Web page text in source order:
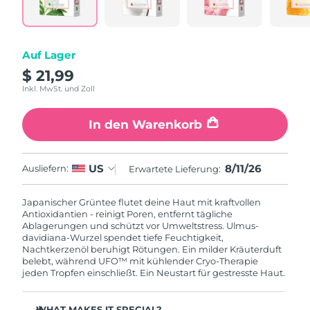
Auf Lager
$ 21,99
Inkl. MwSt. und Zoll
In den Warenkorb
Ausliefern: US Erwartete Lieferung: 8/11/26
Japanischer Grüntee flutet deine Haut mit kraftvollen
Antioxidantien - reinigt Poren, entfernt tägliche
Ablagerungen und schützt vor Umweltstress. Ulmus-
davidiana-Wurzel spendet tiefe Feuchtigkeit,
Nachtkerzenöl beruhigt Rötungen. Ein milder Kräuterduft
belebt, während UFO™ mit kühlender Cryo-Therapie
jeden Tropfen einschließt. Ein Neustart für gestresste Haut.
Litauen Erwartete Lieferung 8/10/26
Sonderverwaltungsregion
Macau
Malaysia Erwartete Lieferung 8/13/26
Malta Erwartete Lieferung8/10/26
Mexiko Erwartete Lieferung8/14/26
Monaco Erwartete Lieferung
Niederlande Erwartete Lieferung8/10/26